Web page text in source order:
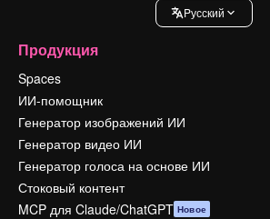
Pусский
Продукция
Spaces
ИИ-помощник
Генератор изображений ИИ
Генератор видео ИИ
Генератор голоса на основе ИИ
Стоковый контент
MCP для Claude/ChatGPT Новое